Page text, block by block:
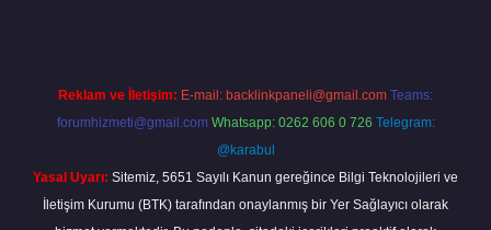
Reklam ve İletişim: E-mail: backlinkpaneli@gmail.com Teams:
forumhizmeti@gmail.com Whatsapp: 0262 606 0 726 Telegram:
@karabul
Yasal Uyarı: Sitemiz, 5651 Sayılı Kanun gereğince Bilgi Teknolojileri ve
İletişim Kurumu (BTK) tarafından onaylanmış bir Yer Sağlayıcı olarak